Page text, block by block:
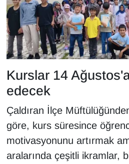
Kurslar 14
edecek
Çaldıran İlçe
göre, kurs süresince
motivasyonunu artırmak
aralarında çeşitli ikramlar,